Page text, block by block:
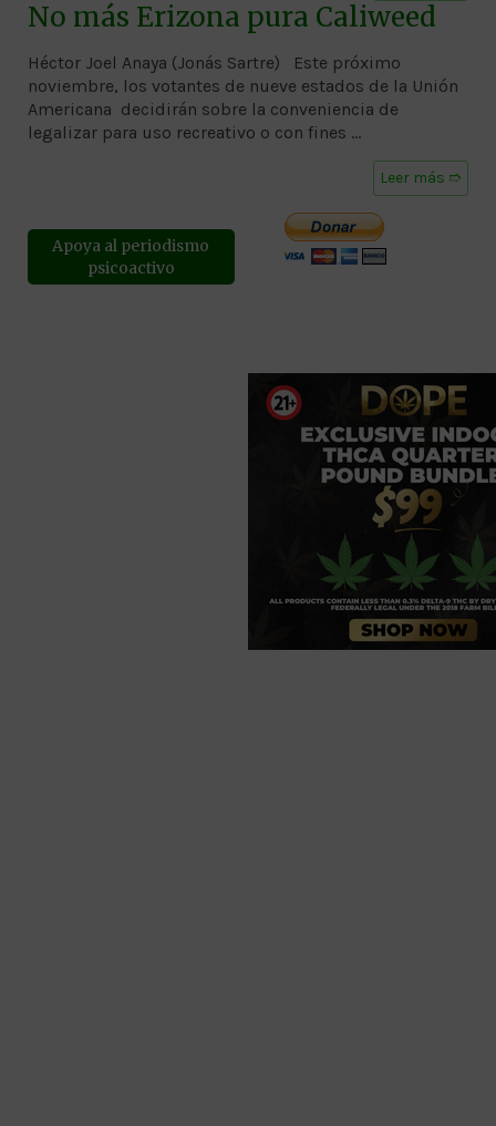
No más Erizona pura Caliweed
Héctor Joel Anaya (Jonás Sartre) Este próximo
noviembre, los votantes de nueve estados de la Unión
Americana decidirán sobre la conveniencia de
legalizar para uso recreativo o con fines …
Leer más ➱
Apoya al periodismo
psicoactivo